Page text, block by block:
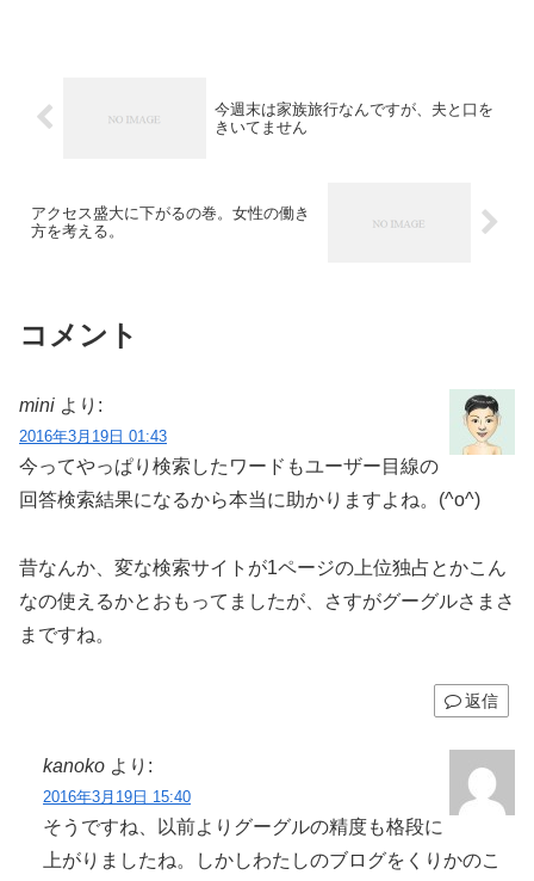
今週末は家族旅行なんですが、夫と口を
きいてません
アクセス盛大に下がるの巻。女性の働き
方を考える。
コメント
mini より:
2016年3月19日 01:43
今ってやっぱり検索したワードもユーザー目線の
回答検索結果になるから本当に助かりますよね。(^o^)
昔なんか、変な検索サイトが1ページの上位独占とかこん
なの使えるかとおもってましたが、さすがグーグルさまさ
まですね。
返信
kanoko より:
2016年3月19日 15:40
そうですね、以前よりグーグルの精度も格段に
上がりましたね。しかしわたしのブログをくりかのこ